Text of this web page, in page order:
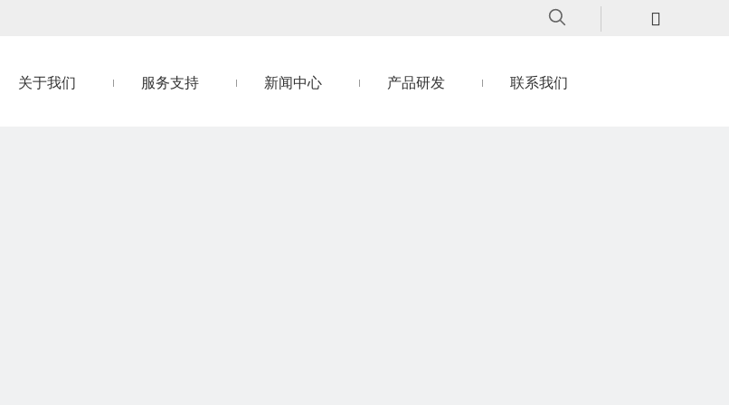
关于我们 服务支持 新闻中心 产品研发 联系我们